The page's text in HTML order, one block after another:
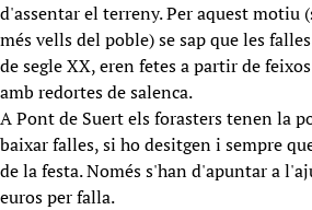
d'assentar el terreny. Per aquest motiu
més vells del poble) se sap que les
de segle XX, eren fetes a partir de
amb redortes de salenca.
A Pont de Suert els forasters tenen la
baixar falles, si ho desitgen i sempre
de la festa. Només s'han d'apuntar a
euros per falla.